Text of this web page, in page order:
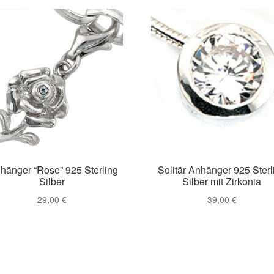
“Rose” 925 Sterling
Silber
29,00€
Solitär Anhänger 925
Silber mit Zirkonia
39,00 €